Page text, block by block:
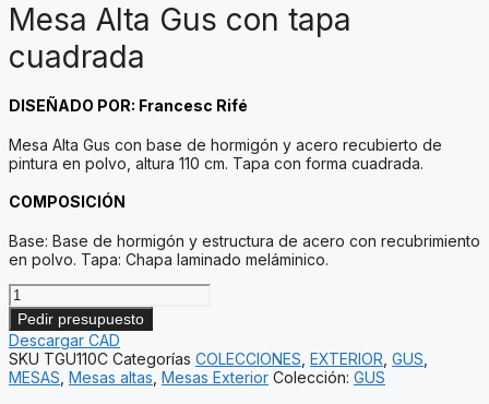
Mesa Alta Gus con tapa
cuadrada
DISEÑADO POR: Francesc Rifé
Mesa Alta Gus con base de hormigón y acero recubierto de
pintura en polvo, altura 110 cm. Tapa con forma cuadrada.
COMPOSICIÓN
Base: Base de hormigón y estructura de acero con recubrimiento
en polvo. Tapa: Chapa laminado meláminico.
Mesa
Alta
Gus
con
tapa
cuadrada
Pedir presupuesto
Descargar CAD
SKU TGU110C Categorías COLECCIONES EXTERIOR GUS
MESAS Mesas altas Mesas Exterior Colección: GUS